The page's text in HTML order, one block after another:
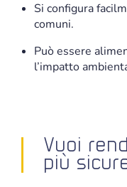
Si configura
comuni.
Può essere
l’impatto
Vuoi
più